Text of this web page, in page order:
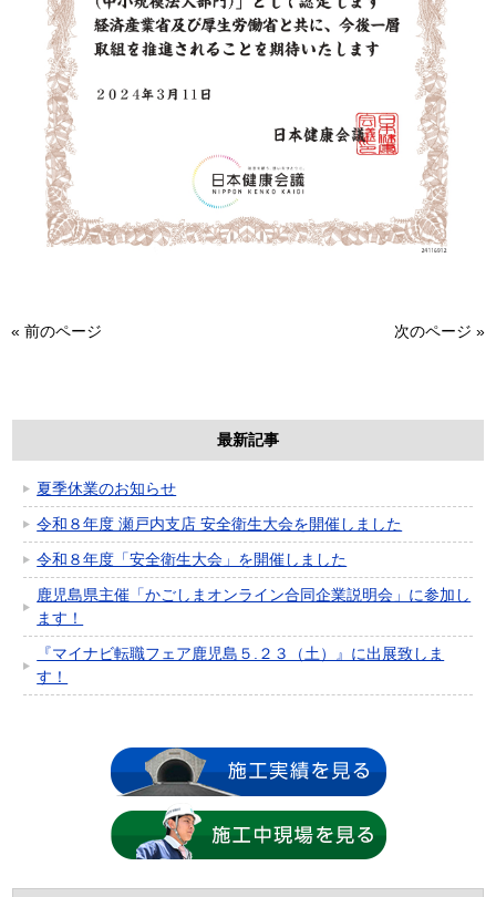
« 前のページ 次のページ »
最新記事
夏季休業のお知らせ
令和８年度 瀬戸内支店 安全衛生大会を開催しました
令和８年度「安全衛生大会」を開催しました
鹿児島県主催「かごしまオンライン合同企業説明会」に参加し
ます！
『マイナビ転職フェア鹿児島５.２３（土）』に出展致しま
す！